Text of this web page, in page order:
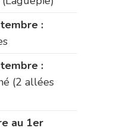
:
:
(2 allées
au 1er